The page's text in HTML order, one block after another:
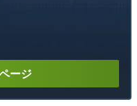
ージ